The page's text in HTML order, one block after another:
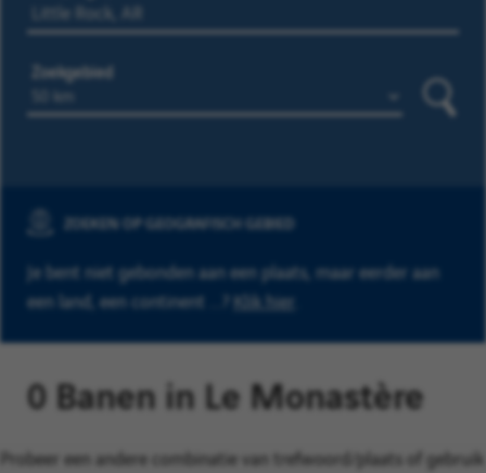
Zoekgebied
ZOEKEN OP GEOGRAFISCH GEBIED
Je bent niet gebonden aan een plaats, maar eerder aan
een land, een continent ...? Klik hier
0 Banen in Le Monastère
Probeer een andere combinatie van trefwoord/plaats of gebruik